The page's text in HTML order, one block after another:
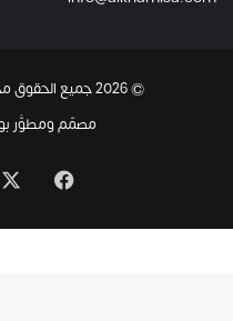
© 2026 جميع الحقوق محفوظة.
مصمّم ومطوَّر
فيسبوك